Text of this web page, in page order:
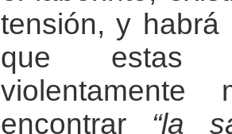
tensión, y habrá
que estas
encontrar “la